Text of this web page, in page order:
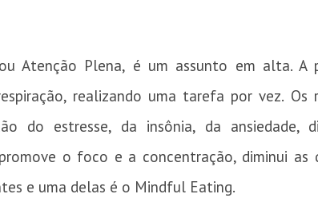
ou Atenção Plena, é um assunto em alta.
realizando uma tarefa por vez.
do estresse, da insônia, da
o foco e a concentração, diminui
e uma delas é o Mindful Eating.